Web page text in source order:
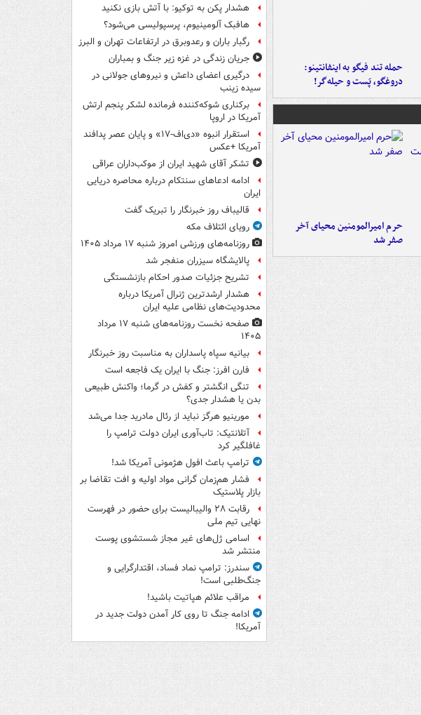
حمله تند فیگو به اینفانتینو:
دروغگو، پَست‌ و حیله‌گر!
حرم امیرالمومنین محیای آخر
صفر شد
هشدار پکن به توکیو: با آتش بازی نکنید
هافبک آلومینیوم، پرسپولیسی می‌شود؟
رگبار باران و رعدوبرق در ارتفاعات تهران و البرز
جریان زندگی در غزه زیر جنگ و بمباران
درگیری اعضای داعش و نیروهای جولانی در
سیده زینب
برکناری شوکه‌کننده فرمانده لشکر پنجم ارتش
آمریکا در اروپا
استقرار انبوه «دی‌اف‑۱۷» و پایان عصر پدافند
آمریکا +عکس
تشکر آقای شهید ایران از موکب‌داران عراقی
ادامه ادعاهای سنتکام درباره محاصره دریایی
ایران
قالیباف روز خبرنگار را تبریک گفت
رویای ائتلاف مکه
روزنامه‌های ورزشی امروز ‌شنبه ۱۷ مرداد ۱۴۰۵
پالایشگاه سیزران منفجر شد
تشریح جزئیات صدور احکام بازنشستگی
هشدار ارشدترین ژنرال آمریکا درباره
محدودیت‌های نظامی علیه ایران
صفحه نخست روزنامه‌های شنبه ۱۷ مرداد
۱۴۰۵
بیانیه سپاه پاسداران به مناسبت روز خبرنگار
فارن افرز: جنگ با ایران یک فاجعه است
تنگی انگشتر و کفش در گرما؛ واکنش طبیعی
بدن یا هشدار جدی؟
مورینیو هرگز نباید از رئال مادرید جدا می‌شد
آتلانتیک: تاب‌آوری ایران دولت ترامپ را
غافلگیر کرد
ترامپ باعث افول هژمونی آمریکا شد!
فشار هم‌زمان گرانی مواد اولیه و افت تقاضا بر
بازار پلاستیک
رقابت ۲۸ والیبالیست برای حضور در فهرست
نهایی تیم ملی
اسامی ژل‌های غیر مجاز شستشوی پوست
منتشر شد
سندرز: ترامپ نماد فساد، اقتدارگرایی و
جنگ‌طلبی است!
مراقب علائم هپاتیت باشید!
ادامه جنگ تا روی کار آمدن دولت جدید در
آمریکا!